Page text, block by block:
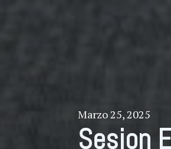
Marzo 25, 2025
Sesion